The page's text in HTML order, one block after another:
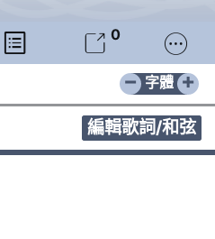
  0 
− +
字體
編輯歌詞/和弦